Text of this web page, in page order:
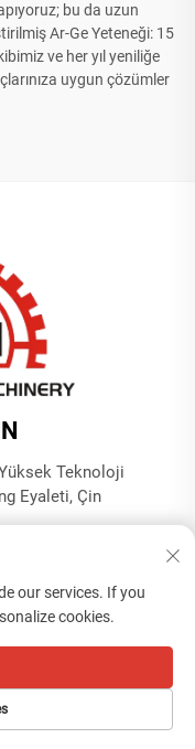
bu da uzun
Ar-Ge Yeteneği: 15
ve her yıl yeniliğe
uygun çözümler
Teknoloji
Eyaleti, Çin
Politikası
our services. If you
cookies.